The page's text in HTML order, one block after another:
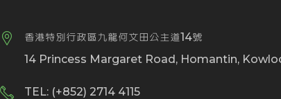
香港特別行政區九龍何文田公主道14號
14 Princess Margaret Road, Homantin,
TEL: (+852) 2714 4115